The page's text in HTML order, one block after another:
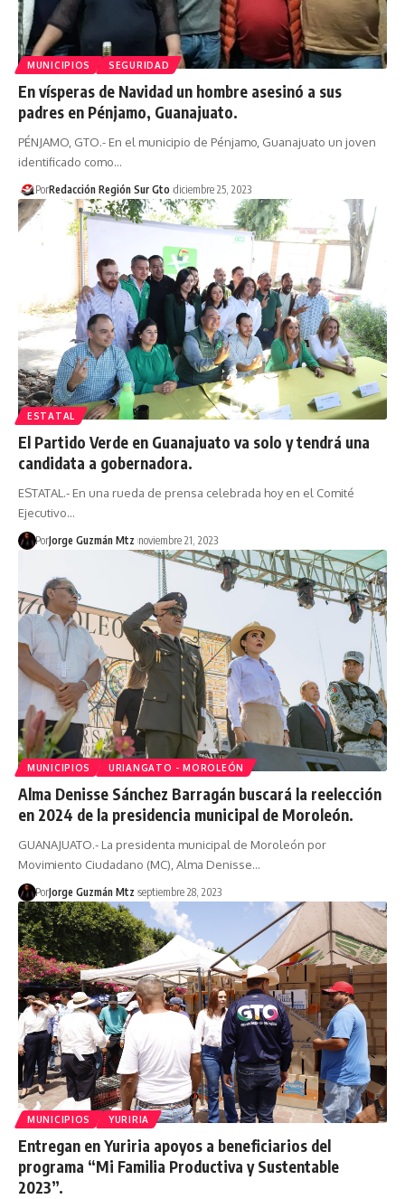
MUNICIPIOS SEGURIDAD
En vísperas de Navidad un hombre asesinó a sus
padres en Pénjamo, Guanajuato.
PÉNJAMO, GTO.- En el municipio de Pénjamo, Guanajuato un joven
identificado como…
PorRedacción Región Sur Gto diciembre 25, 2023
ESTATAL
El Partido Verde en Guanajuato va solo y tendrá una
candidata a gobernadora.
ESTATAL.- En una rueda de prensa celebrada hoy en el Comité
Ejecutivo…
PorJorge Guzmán Mtz noviembre 21, 2023
MUNICIPIOS URIANGATO - MOROLEÓN
Alma Denisse Sánchez Barragán buscará la reelección
en 2024 de la presidencia municipal de Moroleón.
GUANAJUATO.- La presidenta municipal de Moroleón por
Movimiento Ciudadano (MC), Alma Denisse…
PorJorge Guzmán Mtz septiembre 28, 2023
MUNICIPIOS YURIRIA
Entregan en Yuriria apoyos a beneficiarios del
programa “Mi Familia Productiva y Sustentable
2023”.